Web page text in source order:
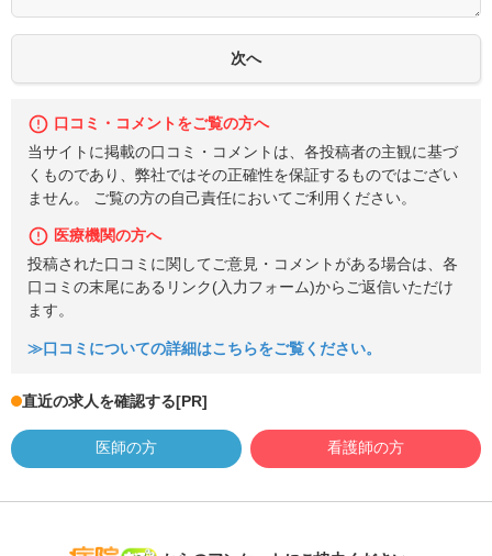
口コミ・コメントをご覧の方へ
当サイトに掲載の口コミ・コメントは、各投稿者の主観に基づ
くものであり、弊社ではその正確性を保証するものではござい
ません。 ご覧の方の自己責任においてご利用ください。
医療機関の方へ
投稿された口コミに関してご意見・コメントがある場合は、各
口コミの末尾にあるリンク(入力フォーム)からご返信いただけ
ます。
≫口コミについての詳細はこちらをご覧ください。
直近の求人を確認する[PR]
医師の方 看護師の方